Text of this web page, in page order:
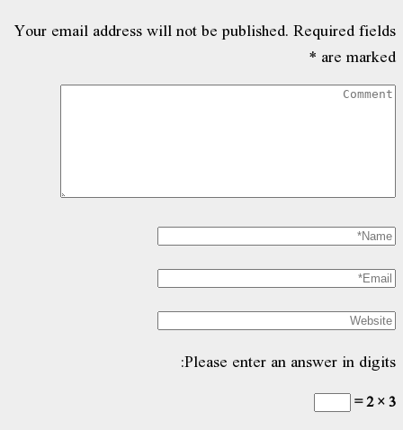
Your email address will not be published. Required
are
*
Please enter an answer in